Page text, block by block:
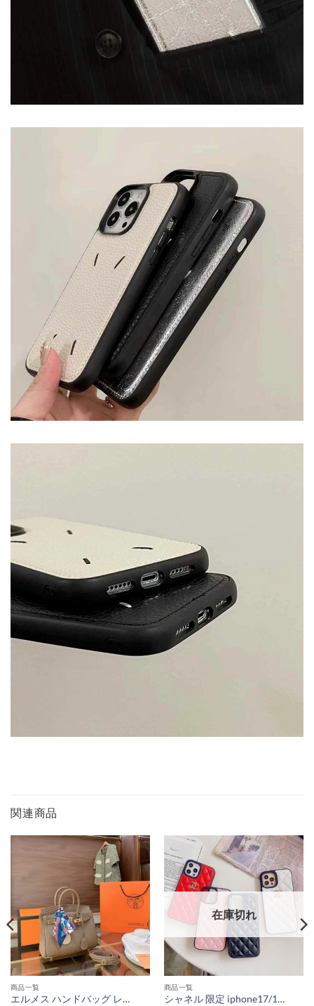
関連商品
商品一覧
エルメス ハンドバッグ レディース hermes バーキン30 バッグ パロディ風 ショルダーバッグ 2wayトートバッグ レザー スカーフ付き ハイブランドバッグ 長く使える
在庫切れ
商品一覧
シャネル 限定 iphone17/16/15ケース 人気 アイフォン14pro/13pro max カバー chanel レディース iphone12 保護ケース パロディ 安全 携帯ケース iphone11 高級ブランド